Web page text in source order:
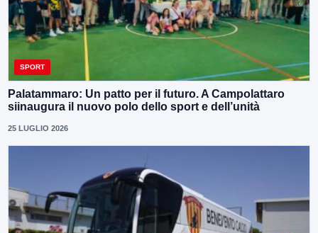
SPORT
Palatammaro: Un patto per il futuro. A Campolattaro
siinaugura il nuovo polo dello sport e dell’unità
25 LUGLIO 2026